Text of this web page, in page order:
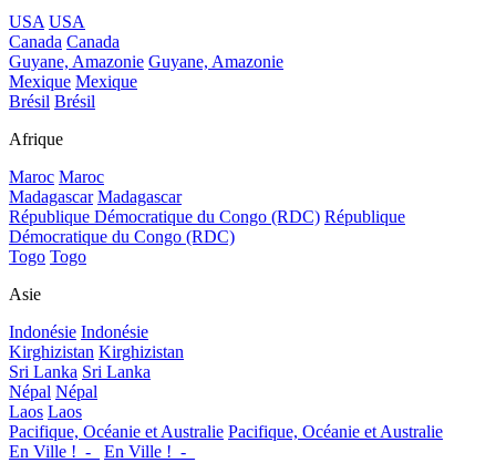
USA USA
Canada Canada
Guyane, Amazonie Guyane, Amazonie
Mexique Mexique
Brésil Brésil
Afrique
Maroc Maroc
Madagascar Madagascar
République Démocratique du Congo (RDC) République
Démocratique du Congo (RDC)
Togo Togo
Asie
Indonésie Indonésie
Kirghizistan Kirghizistan
Sri Lanka Sri Lanka
Népal Népal
Laos Laos
Pacifique, Océanie et Australie Pacifique, Océanie et Australie
En Ville !_-_
En Ville !_-_